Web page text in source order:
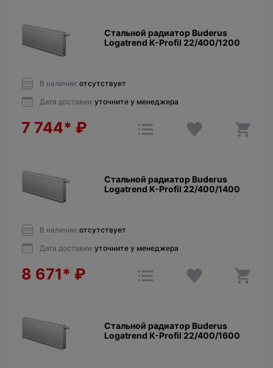
Стальной радиатор Buderus
Logatrend K-Profil 22/400/1200
В наличии: отсутствует
Дата доставки: уточните у менеджера
7 744* ₽
Стальной радиатор Buderus
Logatrend K-Profil 22/400/1400
В наличии: отсутствует
Дата доставки: уточните у менеджера
8 671* ₽
Стальной радиатор Buderus
Logatrend K-Profil 22/400/1600